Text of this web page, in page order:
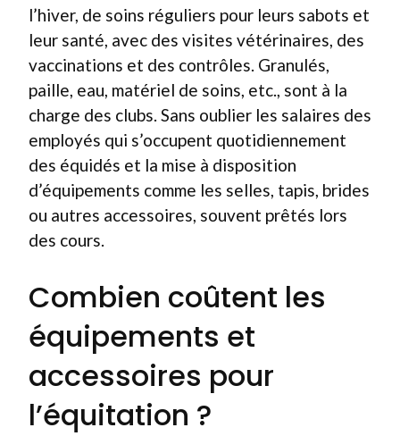
l’hiver, de soins réguliers pour leurs sabots et
leur santé, avec des visites vétérinaires, des
vaccinations et des contrôles. Granulés,
paille, eau, matériel de soins, etc., sont à la
charge des clubs. Sans oublier les salaires des
employés qui s’occupent quotidiennement
des équidés et la mise à disposition
d’équipements comme les selles, tapis, brides
ou autres accessoires, souvent prêtés lors
des cours.
Combien coûtent les
équipements et
accessoires pour
l’équitation ?